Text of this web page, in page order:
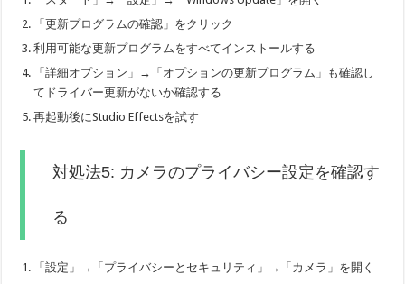
「更新プログラムの確認」をクリック
利用可能な更新プログラムをすべてインストールする
「詳細オプション」→「オプションの更新プログラム」も確認し
てドライバー更新がないか確認する
再起動後にStudio Effectsを試す
対処法5: カメラのプライバシー設定を確認す
る
「設定」→「プライバシーとセキュリティ」→「カメラ」を開く